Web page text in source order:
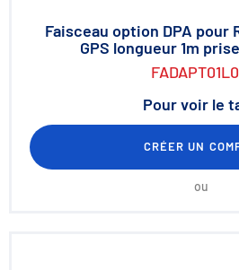
Faisceau option DPA pour
GPS longueur 1m
Pour voir le
CRÉER UN
ou